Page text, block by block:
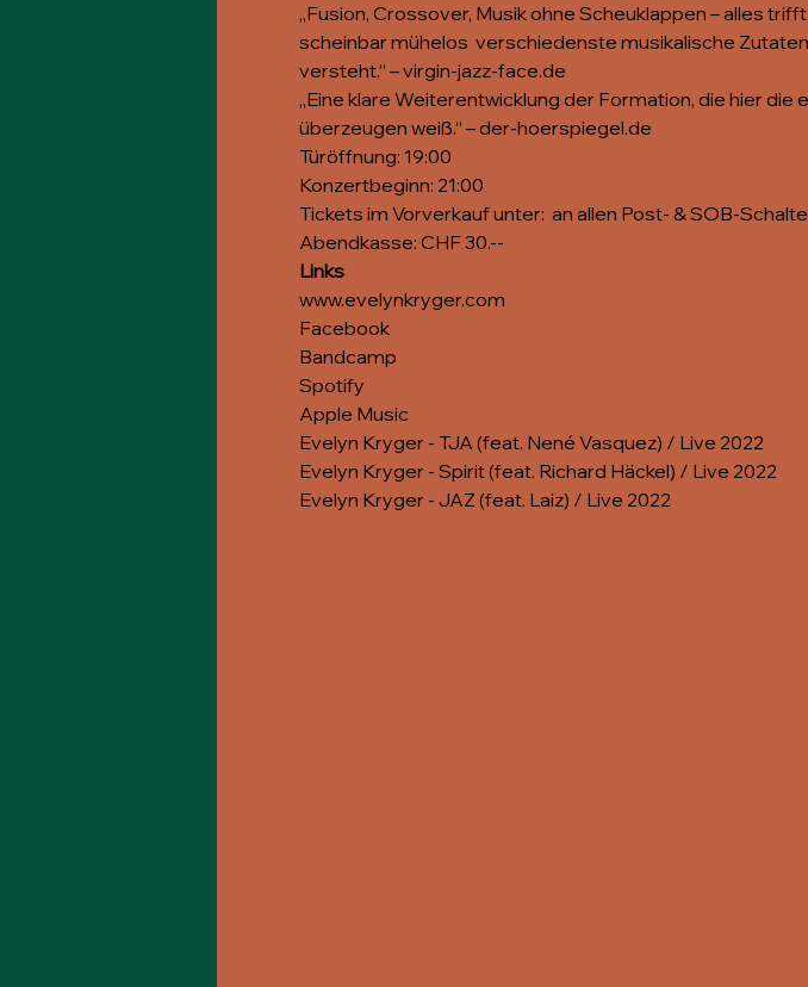
„Fusion, Crossover, Musik ohne Scheuklappen – alles
scheinbar mühelos  verschiedenste musikalische
versteht.“ – virgin-jazz-face.de
„Eine klare Weiterentwicklung der Formation, die hier die
überzeugen weiß.“ – der-hoerspiegel.de
Türöffnung: 19:00
Konzertbeginn: 21:00
Tickets im Vorverkauf unter: an allen Post- & SOB-
Abendkasse: CHF 30.--
Links
www.evelynkryger.com
Facebook
Bandcamp
Spotify
Apple Music
Evelyn Kryger - TJA (feat. Nené Vasquez) / Live 2022
Evelyn Kryger - Spirit (feat. Richard Häckel) / Live 2022
Evelyn Kryger - JAZ (feat. Laiz) / Live 2022